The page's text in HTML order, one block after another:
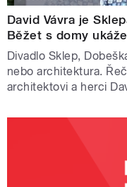
David Vávra je
Běžet s domy
Divadlo Sklep,
nebo architektura.
architektovi a herci